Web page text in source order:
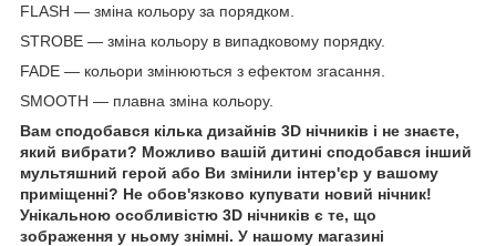
FLASH — зміна кольору за порядком.
STROBE — зміна кольору в випадковому порядку.
FADE — кольори змінюються з ефектом згасання.
SMOOTH — плавна зміна кольору.
Вам сподобався кілька дизайнів 3D нічників і не знаєте,
який вибрати? Можливо вашій дитині сподобався інший
мультяшний герой або Ви змінили інтер'єр у вашому
приміщенні? Не обов'язково купувати новий нічник!
Унікальною особливістю 3D нічників є те, що
зображення у ньому знімні. У нашому магазині